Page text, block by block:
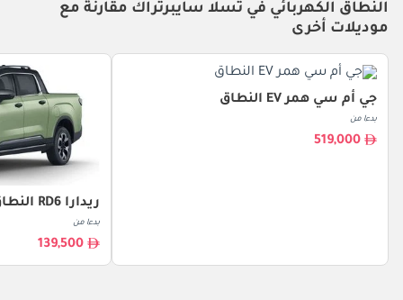
النطاق الكهربائي في تسلا سايبرتراك مقارنةً مع
موديلات أخرى
جي أم سي همر EV النطاق
بدءا من
519,000
ريدارا RD6 النطاق
بدءا من
139,500